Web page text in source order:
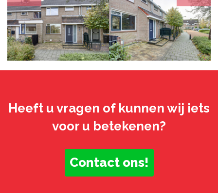
Heeft u vragen of kunnen wij iets
voor u betekenen?
Contact ons!